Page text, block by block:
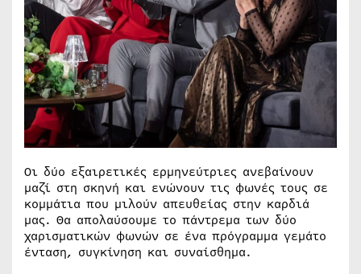
Οι δύο εξαιρετικές ερμηνεύτριες ανεβαίνουν
μαζί στη σκηνή και ενώνουν τις φωνές τους σε
κομμάτια που μιλούν απευθείας στην καρδιά
μας. Θα απολαύσουμε το πάντρεμα των δύο
χαρισματικών φωνών σε ένα πρόγραμμα γεμάτο
ένταση, συγκίνηση και συναίσθημα.